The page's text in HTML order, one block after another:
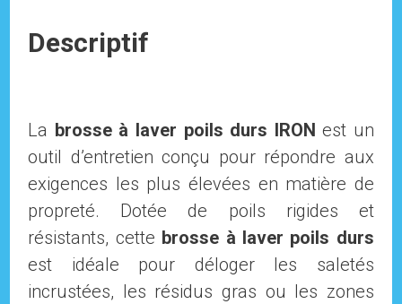
Descriptif
La brosse à laver poils durs IRON est un
outil d’entretien conçu pour répondre aux
exigences les plus élevées en matière de
propreté. Dotée de poils rigides et
résistants, cette brosse à laver poils durs
est idéale pour déloger les saletés
incrustées, les résidus gras ou les zones